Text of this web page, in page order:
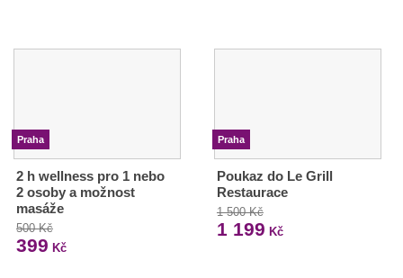
Praha
2 h wellness pro 1 nebo
2 osoby a možnost
masáže
500 Kč
399 Kč
Praha
Poukaz do Le Grill
Restaurace
1 500 Kč
1 199 Kč